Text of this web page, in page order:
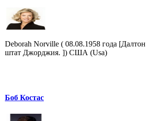
Deborah Norville ( 08.08.1958 года [Далтон
штат Джорджия. ]) США (Usa)
Боб Костас